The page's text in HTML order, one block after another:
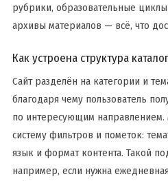
рубрики, образовательные
архивы материалов — всё, что
Как устроена структура
Сайт разделён на категории и
благодаря чему пользователь
по интересующим
систему фильтров и пометок:
язык и формат контента. Такой
например, если нужна